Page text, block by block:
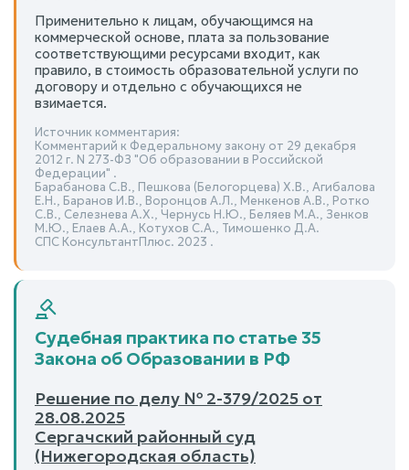
Применительно к лицам, обучающимся на
коммерческой основе, плата за пользование
соответствующими ресурсами входит, как
правило, в стоимость образовательной услуги по
договору и отдельно с обучающихся не
взимается.
Источник комментария:
Комментарий к Федеральному закону от 29 декабря
2012 г. N 273-ФЗ "Об образовании в Российской
Федерации" .
Барабанова С.В., Пешкова (Белогорцева) Х.В., Агибалова
Е.Н., Баранов И.В., Воронцов А.Л., Менкенов А.В., Ротко
С.В., Селезнева А.Х., Чернусь Н.Ю., Беляев М.А., Зенков
М.Ю., Елаев А.А., Котухов С.А., Тимошенко Д.А.
СПС КонсультантПлюс. 2023 .
Судебная практика по статье 35
Закона об Образовании в РФ
Решение по делу № 2-379/2025 от
28.08.2025
Сергачский районный суд
(Нижегородская область)